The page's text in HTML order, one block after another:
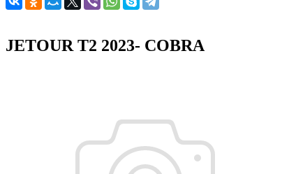
JETOUR T2 2023- COBRA